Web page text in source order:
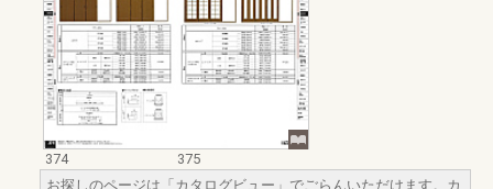
374
375
お探しのページは「カタログビュー」でごらんいただけます。カ